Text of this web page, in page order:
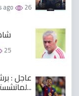
ago 26
25
عاجل :
لمانشستر سيتي من أجل...